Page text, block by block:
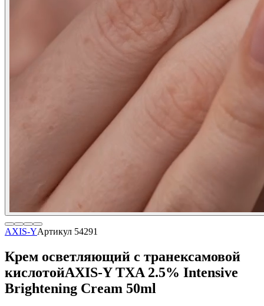
AXIS-YАртикул 54291
Крем осветляющий с транексамовой
кислотойAXIS-Y TXA 2.5% Intensive
Brightening Cream 50ml